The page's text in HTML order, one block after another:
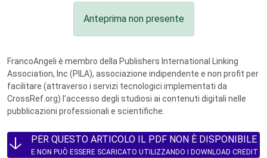
Anteprima non presente
FrancoAngeli è membro della Publishers International Linking
Association, Inc (PILA), associazione indipendente e non profit per
facilitare (attraverso i servizi tecnologici implementati da
CrossRef.org) l’accesso degli studiosi ai contenuti digitali nelle
pubblicazioni professionali e scientifiche.
PER QUESTO ARTICOLO IL PDF NON È DISPONIBILE
E NON PUÒ ESSERE SCARICATO UTILIZZANDO I DOWNLOAD CREDIT